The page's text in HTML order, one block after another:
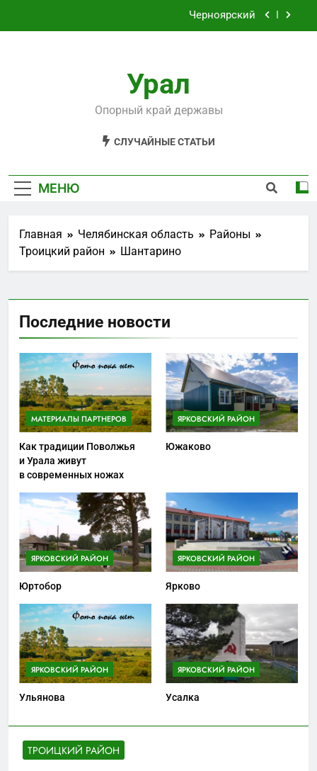
Черноярский
Староуткинск
Черноярский
Урал
Опорный край державы
СЛУЧАЙНЫЕ СТАТЬИ
МЕНЮ
Главная Челябинская область
Районы
Троицкий район
Шантарино
ТРОИЦКИЙ РАЙОН
Последние новости
МАТЕРИАЛЫ ПАРТНЕРОВ
Как традиции Поволжья
и Урала живут
в современных ножах
ЯРКОВСКИЙ РАЙОН
Южаково
ЯРКОВСКИЙ РАЙОН
Юртобор
ЯРКОВСКИЙ РАЙОН
Ярково
ЯРКОВСКИЙ РАЙОН
Ульянова
ЯРКОВСКИЙ РАЙОН
Усалка